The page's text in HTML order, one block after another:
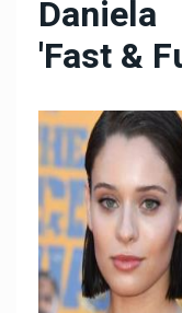
'Fast &